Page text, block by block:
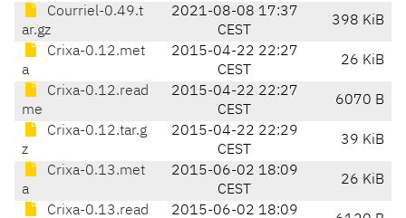
Courriel-0.49.t
ar.gz
2021-08-08 17:37
CEST
398 KiB
Crixa-0.12.met
a
2015-04-22 22:27
CEST
26 KiB
Crixa-0.12.read
me
2015-04-22 22:27
CEST
6070 B
Crixa-0.12.tar.g
z
2015-04-22 22:29
CEST
39 KiB
Crixa-0.13.met
a
2015-06-02 18:09
CEST
26 KiB
Crixa-0.13.read
2015-06-02 18:09